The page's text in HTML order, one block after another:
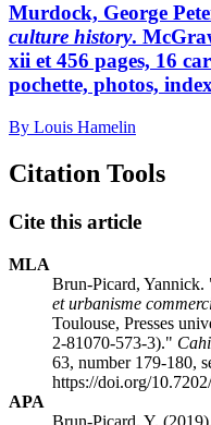
Murdock, George
culture history.
xii et 456 pages, 16
pochette, photos,
By Louis Hamelin
Citation Tools
Cite this article
MLA
Brun-Picard,
et urbanisme
Toulouse, Presses
2-81070-573-3)."
63, number 179-180,
https://doi.org/
APA
Brun-Picard, Y.